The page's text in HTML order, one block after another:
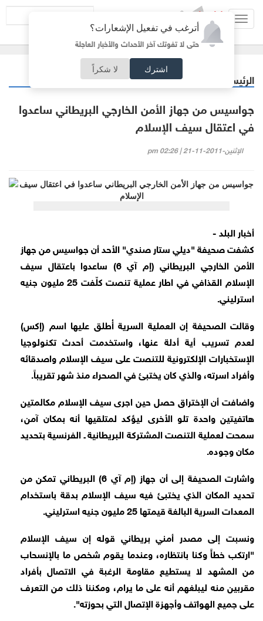
أترغب في تفعيل الإشعارات؟
حتى لا تفوتك آخر الأحداث والأخبار العاجلة
اشترك لا شكراً
الرئيسية عربي دولي
جواسيس من جهاز الأمن الخارجي البريطاني ساعدوا
في اعتقال سيف الإسلام
الإثنين-2011-11-21 | 02:26 pm
أخبار البلد -
كشفت صحيفة "ديلي ستار صندي" الأحد أن جواسيس من جهاز
الأمن الخارجي البريطاني (إم آي 6) ساعدوا باعتقال سيف
الإسلام القذافي في اطار عملية تنصت كلّفت 25 مليون جنيه
استرليني.
وقالت الصحيفة إن العملية السرية أُطلق عليها اسم (إكس)
لعدم تسريب أية أدلة عنها، واستخدمت أحدث تكنولوجيا
الإستخبارات الإلكترونية للتنصت على سيف الإسلام واصدقائه
وأفراد اسرته، والذي كان يختبئ في الصحراء منذ شهر تقريباً.
واضافت أن الإختراق حصل حين اجرى سيف الإسلام مكالمتين
هاتفيتين واحدة تلو الأخرى ليؤكد لمتلقيها أنه بمكان آمن،
سمحت لعملية التنصت المشتركة البريطانية ـ الفرنسية بتحديد
مكان وجوده.
واشارت الصحيفة إلى أن جهاز (إم آي 6) البريطاني تمكن من
تحديد المكان الذي يختبئ فيه سيف الإسلام بدقة باستخدام
المعدات السرية البالغة قيمتها 25 مليون جنيه استرليني.
ونسبت إلى مصدر أمني بريطاني قوله إن سيف الإسلام
"ارتكب خطأً وكنا بانتظاره، وعندما يقوم شخص ما بالإنسحاب
من المشهد لا يستطيع مقاومة الرغبة في الاتصال بأفراد
مقربين منه ليبلغهم أنه على ما يرام، ومكننا ذلك من التعرف
على جميع الهواتف وأجهزة الإتصال التي بحوزته".